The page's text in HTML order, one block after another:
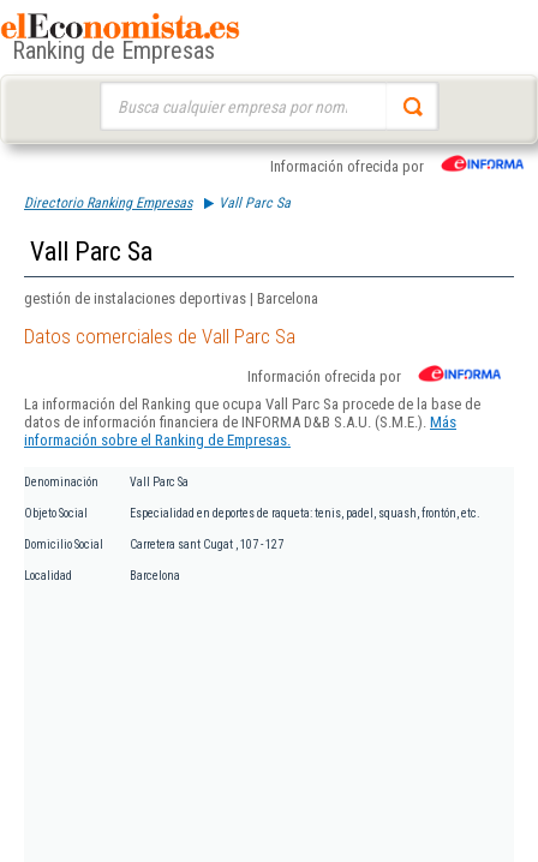
Ranking de Empresas
Información ofrecida por
Directorio Ranking Empresas Vall Parc Sa
Vall Parc Sa
gestión de instalaciones deportivas | Barcelona
Datos comerciales de Vall Parc Sa
Información ofrecida por
La información del Ranking que ocupa Vall Parc Sa procede de la base de
datos de información financiera de INFORMA D&B S.A.U. (S.M.E.). Más
información sobre el Ranking de Empresas.
Denominación Vall Parc Sa
Objeto Social Especialidad en deportes de raqueta: tenis, padel, squash, frontón, etc.
Domicilio Social Carretera sant Cugat , 107 - 127
Localidad Barcelona